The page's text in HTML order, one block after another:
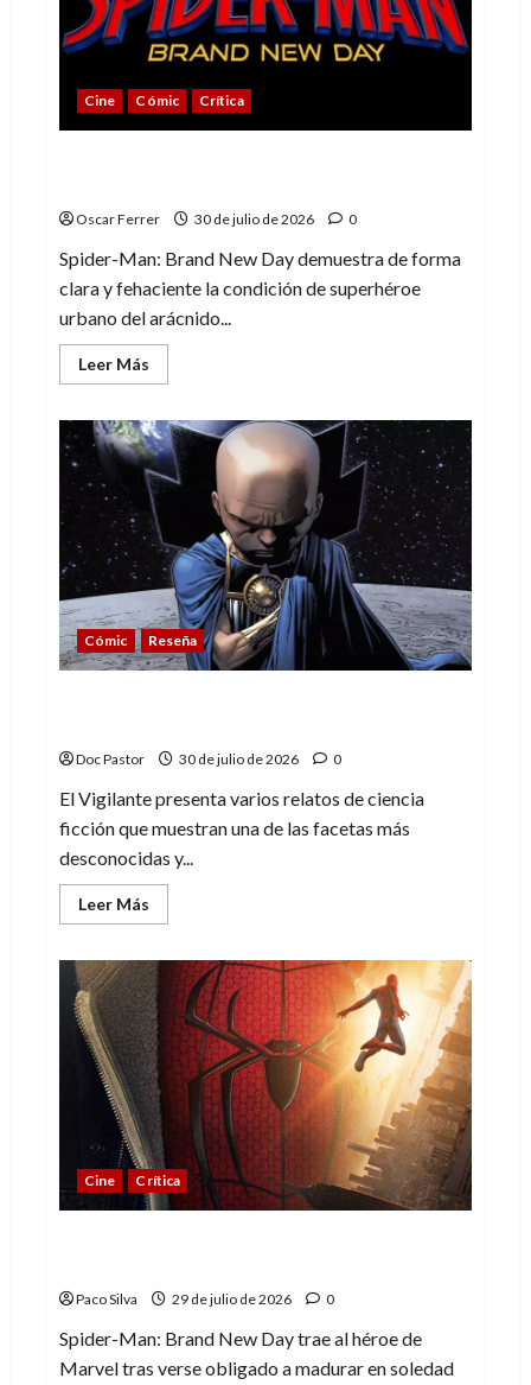
villano
de
Marvel
Cine Cómic Crítica
Oscar Ferrer 30 de julio de 2026 0
Spider-Man: Brand New Day demuestra de forma
clara y fehaciente la condición de superhéroe
urbano del arácnido...
Leer Más
más
Spider-
Man:
Brand
New
Day,
mejor
de
lo
esperado
Cómic Reseña
Doc Pastor 30 de julio de 2026 0
El Vigilante presenta varios relatos de ciencia
ficción que muestran una de las facetas más
desconocidas y...
Leer Más
más
El
Vigilante
y
las
joyas
ocultas
de
la
ciencia
ficción
de
Marvel
Cine Crítica
Paco Silva 29 de julio de 2026 0
Spider-Man: Brand New Day trae al héroe de
Marvel tras verse obligado a madurar en soledad